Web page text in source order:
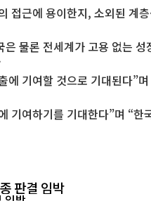
근에 용이한지, 소외된 계
물론 전세계가 고용 없는
기여할 것으로 기대된다”
기여하기를 기대한다”며 “
판결 임박